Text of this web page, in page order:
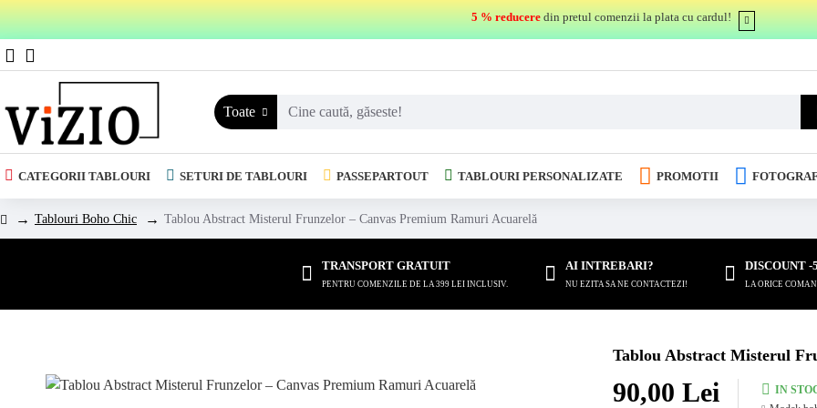
5 % reducere din pretul comenzii la plata cu cardul!
Toate
CATEGORII TABLOURI SETURI DE TABLOURI PASSEPARTOUT TABLOURI PERSONALIZATE PROMOTII
Tablouri Boho Chic Tablou Abstract Misterul Frunzelor – Canvas Premium Ramuri Acuarelă
TRANSPORT GRATUIT
PENTRU COMENZILE DE LA 399 LEI INCLUSIV.
AI INTREBARI?
NU EZITA SA NE CONTACTEZI!
DISCOUNT -
LA ORICE
Tablou Abstract Misterul
90,00 Lei
IN